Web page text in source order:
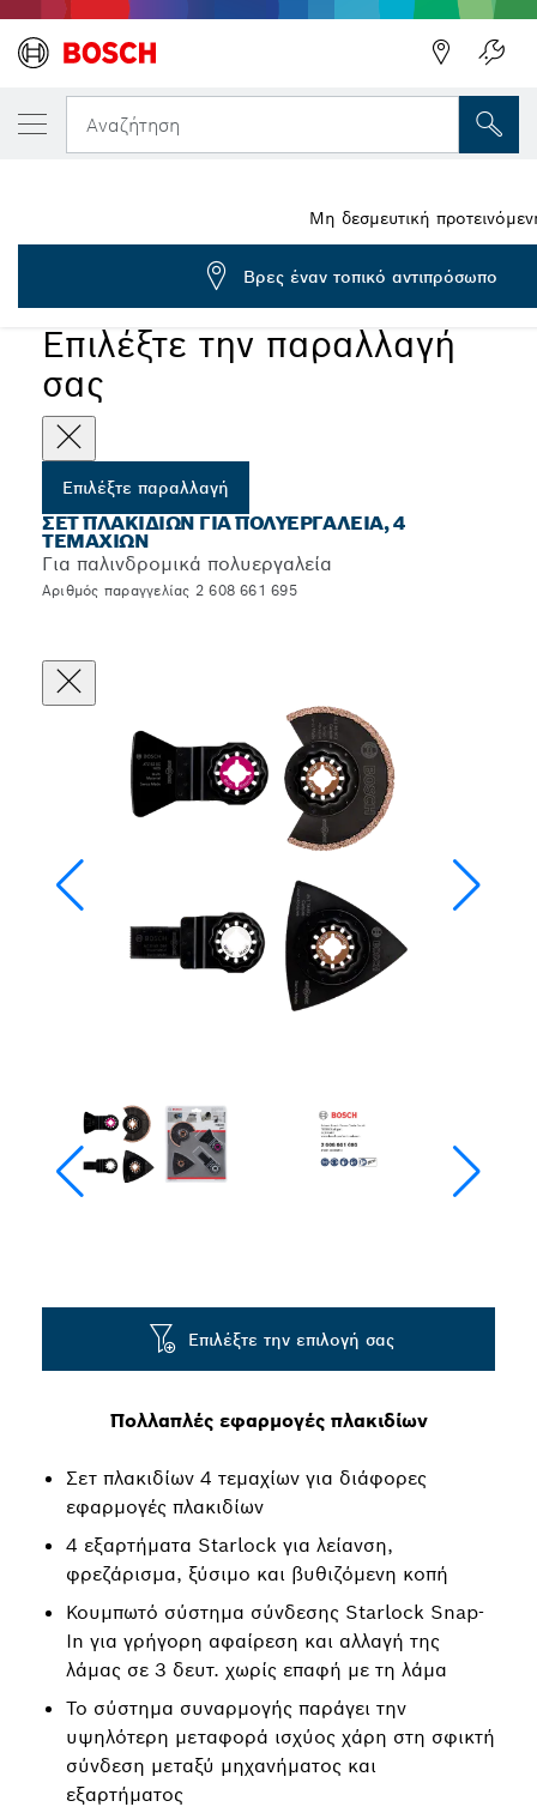
Αναζήτηση
Επιλέξτε την παραλλαγή
σας
Επιλέξτε παραλλαγή
ΣΕΤ ΠΛΑΚΙΔΊΩΝ ΓΙΑ ΠΟΛΥΕΡΓΑΛΕΊΑ, 4
ΤΕΜΑΧΊΩΝ
Για παλινδρομικά πολυεργαλεία
Αριθμός παραγγελίας 2 608 661 695
Πολλαπλές εφαρμογές πλακιδίων
Σετ πλακιδίων 4 τεμαχίων για διάφορες
εφαρμογές πλακιδίων
4 εξαρτήματα Starlock για λείανση,
φρεζάρισμα, ξύσιμο και βυθιζόμενη κοπή
Κουμπωτό σύστημα σύνδεσης Starlock Snap-
In για γρήγορη αφαίρεση και αλλαγή της
λάμας σε 3 δευτ. χωρίς επαφή με τη λάμα
Το σύστημα συναρμογής παράγει την
υψηλότερη μεταφορά ισχύος χάρη στη σφικτή
σύνδεση μεταξύ μηχανήματος και
εξαρτήματος
Επιλέξτε την επιλογή σας
Η ΕΠΙΛΕΓΜΈΝΗ ΠΑΡΑΛΛΑΓΉ ΣΑΣ
Σετ πλακιδίων, 4 τεμαχίων
2 608 661 695
Μη δεσμευτική
Βρες έναν τοπικό αντιπρόσωπο